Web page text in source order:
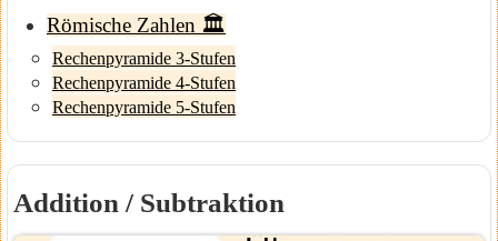
Römische Zahlen 🏛️
Rechenpyramide 3-Stufen
Rechenpyramide 4-Stufen
Rechenpyramide 5-Stufen
Addition / Subtraktion